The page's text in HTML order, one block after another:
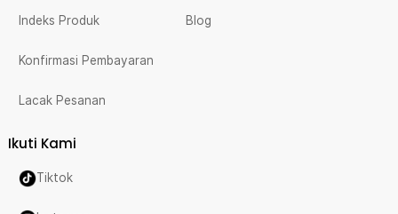
Indeks Produk
Konfirmasi Pembayaran
Lacak Pesanan
Blog
Ikuti Kami
Tiktok